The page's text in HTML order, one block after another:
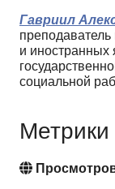
Гавриил
и иностранных
социальной
Метрики